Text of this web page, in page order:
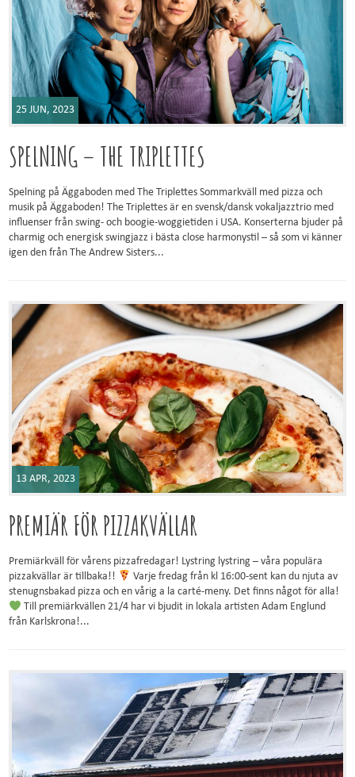
25 JUN, 2023
SPELNING – THE TRIPLETTES
Spelning på Äggaboden med The Triplettes Sommarkväll med pizza och
musik på Äggaboden! The Triplettes är en svensk/dansk vokaljazztrio med
influenser från swing- och boogie-woggietiden i USA. Konserterna bjuder på
charmig och energisk swingjazz i bästa close harmonystil – så som vi känner
igen den från The Andrew Sisters...
13 APR, 2023
PREMIÄR FÖR PIZZAKVÄLLAR
Premiärkväll för vårens pizzafredagar! Lystring lystring – våra populära
pizzakvällar är tillbaka!!
Varje fredag från kl 16:00-sent kan du njuta av
stenugnsbakad pizza och en vårig a la carté-meny. Det finns något för alla!
Till premiärkvällen 21/4 har vi bjudit in lokala artisten Adam Englund
från Karlskrona!...